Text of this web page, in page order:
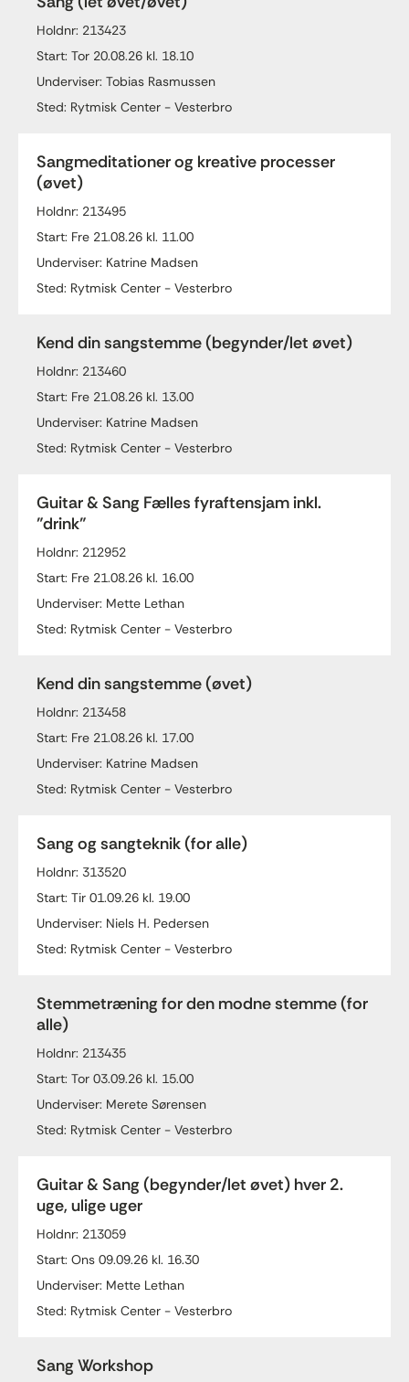
Holdnr: 213423
Start: Tor 20.08.26 kl. 18.10
Underviser: Tobias Rasmussen
Sted: Rytmisk Center - Vesterbro
Sangmeditationer og kreative processer
(øvet)
Holdnr: 213495
Start: Fre 21.08.26 kl. 11.00
Underviser: Katrine Madsen
Sted: Rytmisk Center - Vesterbro
Kend din sangstemme (begynder/let øvet)
Holdnr: 213460
Start: Fre 21.08.26 kl. 13.00
Underviser: Katrine Madsen
Sted: Rytmisk Center - Vesterbro
Guitar & Sang Fælles fyraftensjam inkl.
"drink"
Holdnr: 212952
Start: Fre 21.08.26 kl. 16.00
Underviser: Mette Lethan
Sted: Rytmisk Center - Vesterbro
Kend din sangstemme (øvet)
Holdnr: 213458
Start: Fre 21.08.26 kl. 17.00
Underviser: Katrine Madsen
Sted: Rytmisk Center - Vesterbro
Sang og sangteknik (for alle)
Holdnr: 313520
Start: Tir 01.09.26 kl. 19.00
Underviser: Niels H. Pedersen
Sted: Rytmisk Center - Vesterbro
Stemmetræning for den modne stemme (for
alle)
Holdnr: 213435
Start: Tor 03.09.26 kl. 15.00
Underviser: Merete Sørensen
Sted: Rytmisk Center - Vesterbro
Guitar & Sang (begynder/let øvet) hver 2.
uge, ulige uger
Holdnr: 213059
Start: Ons 09.09.26 kl. 16.30
Underviser: Mette Lethan
Sted: Rytmisk Center - Vesterbro
Sang Workshop